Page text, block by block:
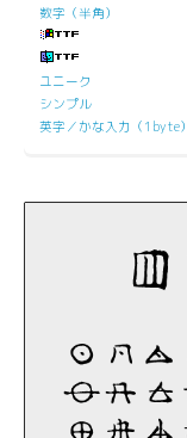
数字（半角）
ユニーク
シンプル
英字／かな入力（1byte）